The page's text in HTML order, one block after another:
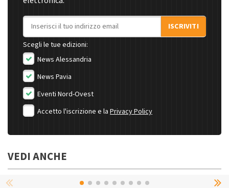
Indirizzo email
ISCRIVITI
Scegli le tue edizioni:
News Alessandria
News Pavia
Eventi Nord-Ovest
Accetto l'iscrizione e la Privacy Policy
VEDI ANCHE